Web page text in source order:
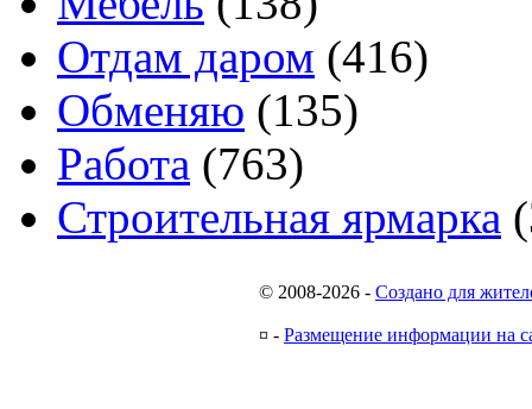
Отдам даром (416)
Обменяю (135)
Работа (763)
Строительная ярмарка
© 2008-2026 - Создано для
¤ - Размещение информации на